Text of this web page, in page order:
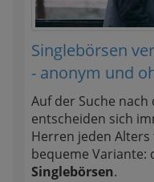
Singlebörsen
- anonym und
Auf der Suche
entscheiden sich
Herren jeden
bequeme Variante:
Singlebörsen.